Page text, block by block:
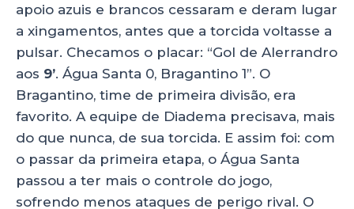
apoio azuis e brancos cessaram e deram lugar
a xingamentos, antes que a torcida voltasse a
pulsar. Checamos o placar: “Gol de Alerrandro
aos 9’. Água Santa 0, Bragantino 1”. O
Bragantino, time de primeira divisão, era
favorito. A equipe de Diadema precisava, mais
do que nunca, de sua torcida. E assim foi: com
o passar da primeira etapa, o Água Santa
passou a ter mais o controle do jogo,
sofrendo menos ataques de perigo rival. O